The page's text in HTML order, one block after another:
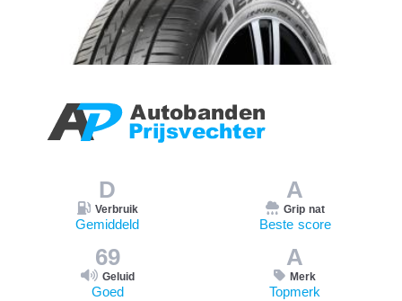
D
Verbruik
Gemiddeld
A
Grip nat
Beste score
69
Geluid
Goed
A
Merk
Topmerk